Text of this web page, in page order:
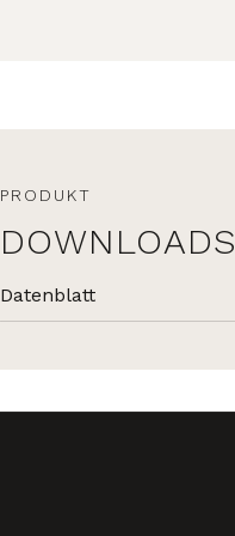
PRODUKT
DOWNLOADS
Datenblatt